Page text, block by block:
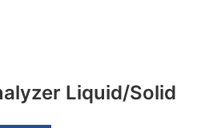
Liquid/Solid